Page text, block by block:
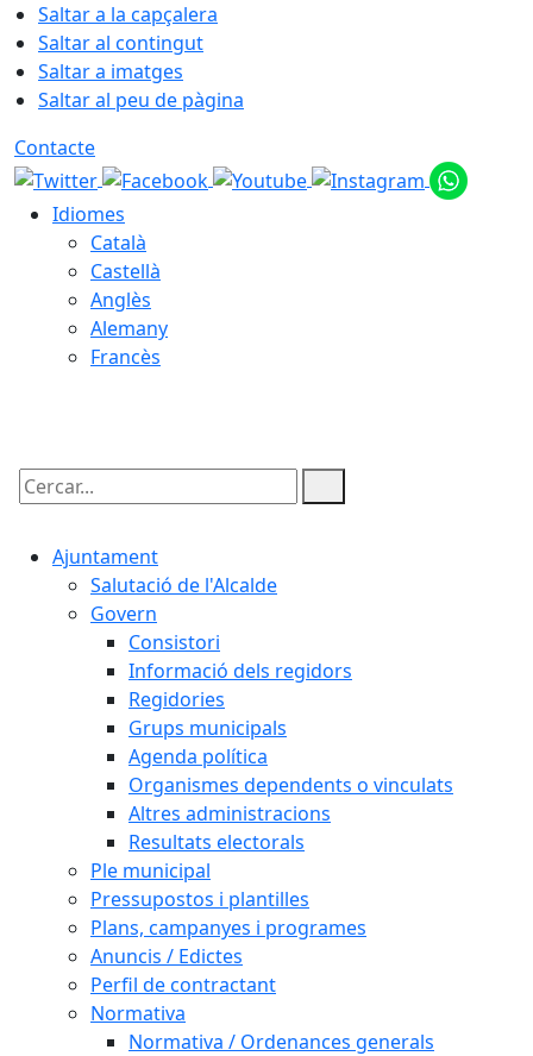
Saltar a la capçalera
Saltar al contingut
Saltar a imatges
Saltar al peu de pàgina
Contacte
Idiomes
Català
Castellà
Anglès
Alemany
Francès
Cercar:
Ajuntament
Salutació de l'Alcalde
Govern
Consistori
Informació dels regidors
Regidories
Grups municipals
Agenda política
Organismes dependents o vinculats
Altres administracions
Resultats electorals
Ple municipal
Pressupostos i plantilles
Plans, campanyes i programes
Anuncis / Edictes
Perfil de contractant
Normativa
Normativa / Ordenances generals